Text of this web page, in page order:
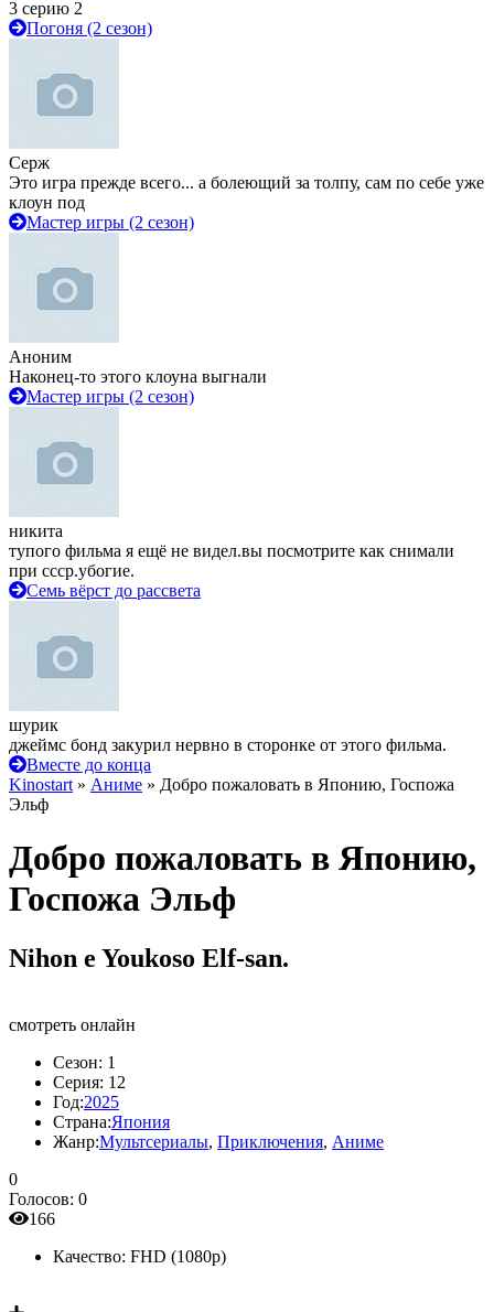
3 серию 2
Погоня (2 сезон)
Серж
Это игра прежде всего... а болеющий за толпу, сам по себе уже
клоун под
Мастер игры (2 сезон)
Аноним
Наконец-то этого клоуна выгнали
Мастер игры (2 сезон)
никита
тупого фильма я ещё не видел.вы посмотрите как снимали
при ссср.убогие.
Семь вёрст до рассвета
шурик
джеймс бонд закурил нервно в сторонке от этого фильма.
Вместе до конца
Kinostart » Аниме » Добро пожаловать в Японию, Госпожа
Эльф
Добро пожаловать в Японию,
Госпожа Эльф
Nihon e Youkoso Elf-san.
смотреть онлайн
Сезон: 1
Серия: 12
Год:2025
Страна:Япония
Жанр:Мультсериалы, Приключения, Аниме
0
Голосов: 0
166
Качество: FHD (1080p)